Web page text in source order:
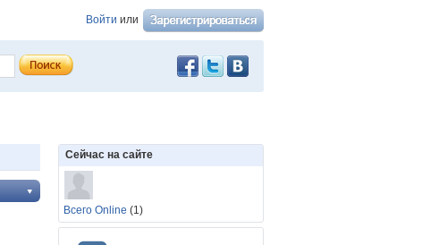
Войти или
Сейчас на сайте
Всего Online (1)